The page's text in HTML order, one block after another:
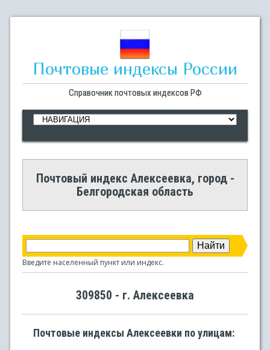
Почтовые индексы России
Справочник почтовых индексов РФ
Почтовый индекс Алексеевка, город -
Белгородская область
Введите населенный пункт или индекс.
309850 - г. Алексеевка
Почтовые индексы Алексеевки по улицам: